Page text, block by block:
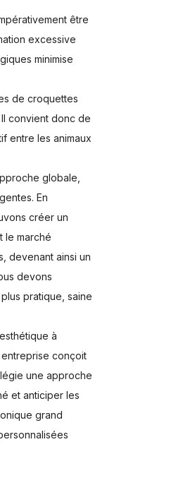
être
excessive
minimise
de croquettes
convient donc de
entre les animaux
globale,
En
créer un
le marché
devenant ainsi un
devons
pratique, saine
à
conçoit
une approche
et anticiper les
grand